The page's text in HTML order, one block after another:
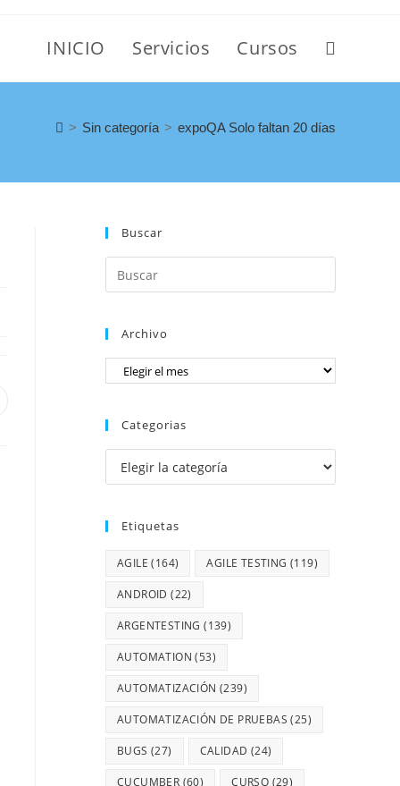
INICIO Servicios Cursos
> Sin categoría > expoQA Solo faltan 20 días
Buscar
Archivo
Categorias
Etiquetas
AGILE (164) AGILE TESTING (119)
ANDROID (22)
ARGENTESTING (139)
AUTOMATION (53)
AUTOMATIZACIÓN (239)
AUTOMATIZACIÓN DE PRUEBAS (25)
BUGS (27) CALIDAD (24)
CUCUMBER (60) CURSO (29)